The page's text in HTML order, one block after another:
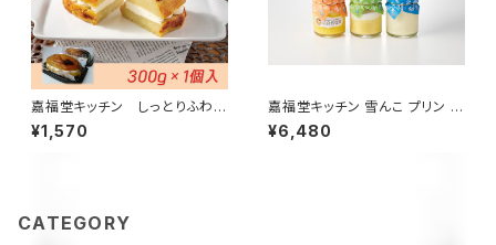
嘉福堂キッチン しっとりふわっ
ふわ 白い半熟スイートポテト30
0g / 北海道限定 函館 手作り
¥1,570
嘉福堂キッチン 雪んこ プリン シ
リーズ 6個入 （ さつまいも、か
ぼちゃ、とうもろこし×各2個）/
¥6,480
CATEGORY